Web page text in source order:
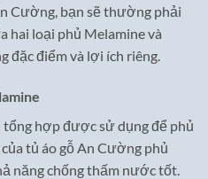
Cường, bạn sẽ thường phải
hai loại phủ Melamine và
đặc điểm và lợi ích riêng.
hợp được sử dụng để phủ
tủ áo gỗ An Cường phủ
năng chống thấm nước tốt.